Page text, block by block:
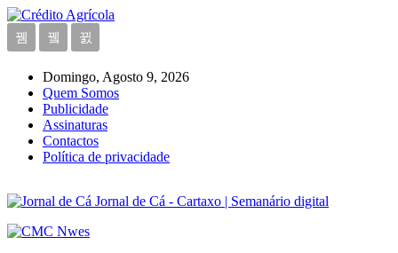
Domingo, Agosto 9, 2026
Quem Somos
Publicidade
Assinaturas
Contactos
Política de privacidade
Jornal de Cá - Cartaxo | Semanário digital